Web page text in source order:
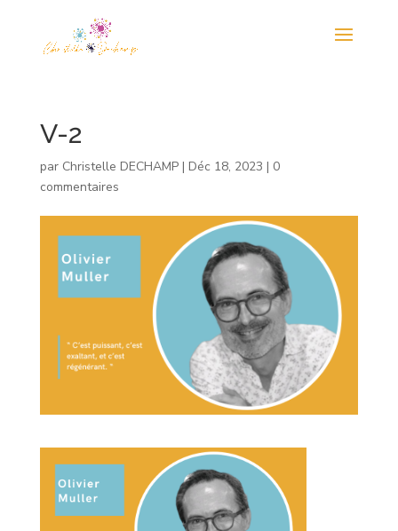
V-2
par Christelle DECHAMP| Déc 18, 2023 | 0
commentaires